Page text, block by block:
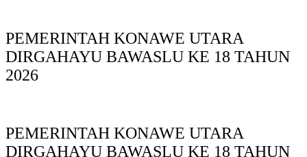
PEMERINTAH KONAWE UTARA
DIRGAHAYU BAWASLU KE 18 TAHUN
2026
PEMERINTAH KONAWE UTARA
DIRGAHAYU BAWASLU KE 18 TAHUN